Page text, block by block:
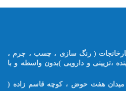
کارخانجات ( رنگ سازی ، چسب ، چرم ،
،تزیینی و دارویی )بدون واسطه و با
میدان هفت حوض ، کوچه قاسم زاده (